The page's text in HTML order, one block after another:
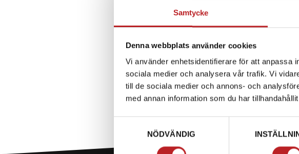
Samtycke
Denna webbplats använder cookies
Vi använder enhetsidentifierare för att anpassa
sociala medier och analysera vår trafik. Vi
till de sociala medier och annons- och
med annan information som du har
NÖDVÄNDIG